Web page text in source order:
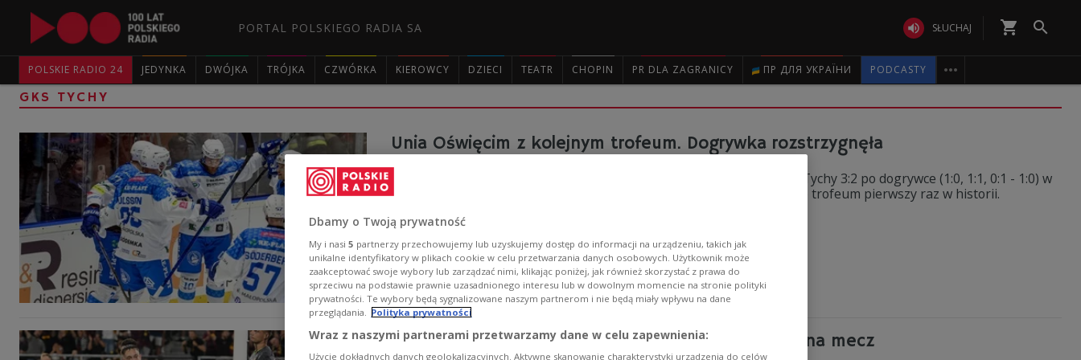
PORTAL POLSKIEGO RADIA SA  SŁUCHAJ shopping_cart 
POLSKIE RADIO 24 JEDYNKA DWÓJKA TRÓJKA CZWÓRKA KIEROWCY DZIECI TEATR CHOPIN PR DLA ZAGRANICY ПР ДЛЯ УКРАЇНИ PODCASTY 
GKS TYCHY
Unia Oświęcim z kolejnym trofeum. Dogrywka rozstrzygnęła
Hokeiści Re-Plast Unii Oświęcim pokonali na własnym lodowisku GKS Tychy 3:2 po dogrywce (1:0, 1:1, 0:1 - 1:0) w
meczu o Superpuchar Polski. Zespół z zachodniej Małopolski zdobył to trofeum pierwszy raz w historii.
Zobacz więcej na temat:
Losowanie Pucharu Polski. Pogoń pokona 800 km na mecz
Dbamy o Twoją prywatność
My i nasi 5 partnerzy przechowujemy lub uzyskujemy dostęp do informacji na urządzeniu, takich jak
unikalne identyfikatory w plikach cookie w celu przetwarzania danych osobowych. Użytkownik może
zaakceptować swoje wybory lub zarządzać nimi, klikając poniżej, jak również skorzystać z prawa do
sprzeciwu na podstawie prawnie uzasadnionego interesu lub w dowolnym momencie na stronie polityki
prywatności. Te wybory będą sygnalizowane naszym partnerom i nie będą miały wpływu na dane
przeglądania. Polityka prywatności
Wraz z naszymi partnerami przetwarzamy dane w celu zapewnienia:
Użycie dokładnych danych geolokalizacyjnych. Aktywne skanowanie charakterystyki urządzenia do celów